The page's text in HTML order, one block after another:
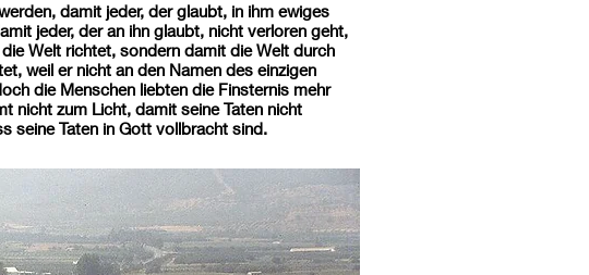
damit jeder, der glaubt, in ihm ewiges
jeder, der an ihn glaubt, nicht verloren geht,
Welt richtet, sondern damit die Welt durch
weil er nicht an den Namen des einzigen
die Menschen liebten die Finsternis mehr
nicht zum Licht, damit seine Taten nicht
seine Taten in Gott vollbracht sind.